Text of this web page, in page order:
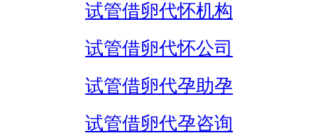
试管借卵代怀机构
试管借卵代怀公司
试管借卵代孕助孕
试管借卵代孕咨询